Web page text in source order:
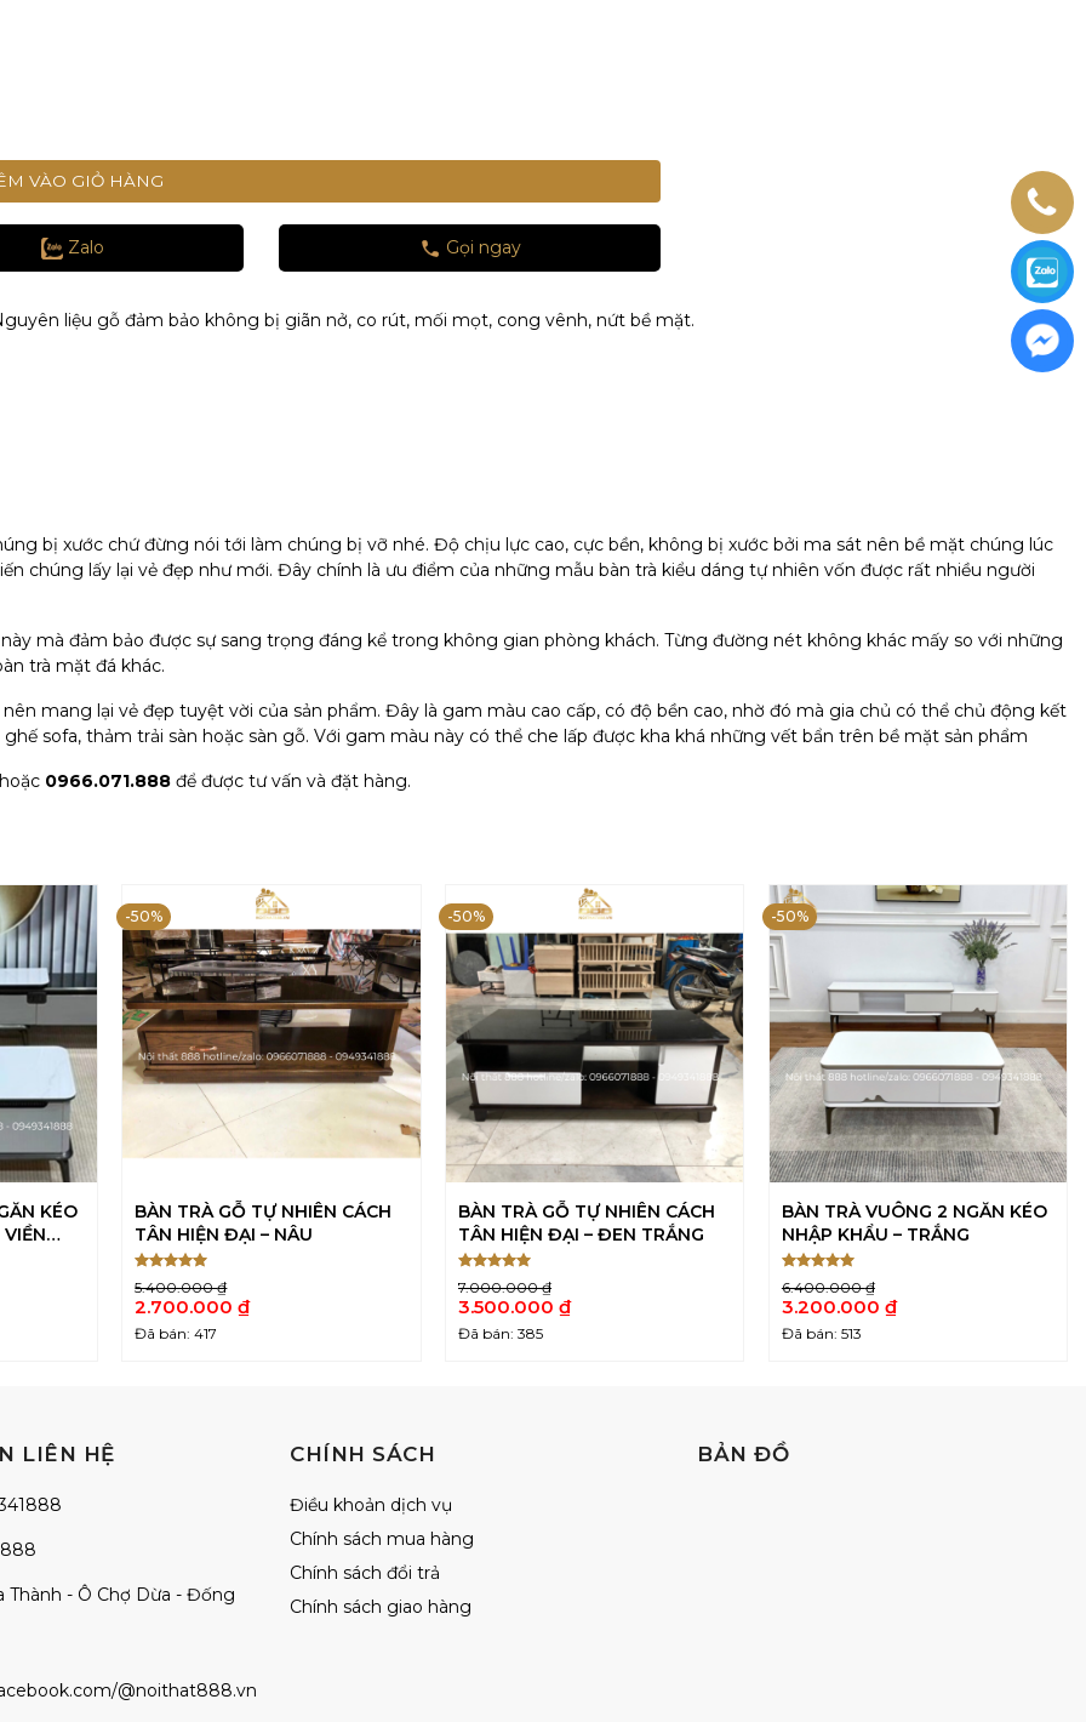
VÀO GIỎ HÀNG
Zalo Gọi ngay
liệu gỗ đảm bảo không bị giãn nở, co rút, mối mọt, cong vênh, nứt bề mặt.
bị xước chứ đừng nói tới làm chúng bị vỡ nhé. Độ chịu lực cao, cực bền, không bị xước bởi ma sát nên bề mặt chúng lúc
chúng lấy lại vẻ đẹp như mới. Đây chính là ưu điểm của những mẫu bàn trà kiểu dáng tự nhiên vốn được rất nhiều người
mà đảm bảo được sự sang trọng đáng kể trong không gian phòng khách. Từng đường nét không khác mấy so với những
trà mặt đá khác.
mang lại vẻ đẹp tuyệt vời của sản phẩm. Đây là gam màu cao cấp, có độ bền cao, nhờ đó mà gia chủ có thể chủ động kết
sofa, thảm trải sàn hoặc sàn gỗ. Với gam màu này có thể che lấp được kha khá những vết bẩn trên bề mặt sản phẩm
hoặc 0966.071.888 để được tư vấn và đặt hàng.
KÉO
-50%
BÀN TRÀ GỖ TỰ NHIÊN CÁCH
TÂN HIỆN ĐẠI – NÂU
Được xếp
hạng55
sao
5.400.000₫
Giá
gốc
là:
2.700.000₫
Giá
Đã bán: 417
-50%
BÀN TRÀ GỖ TỰ NHIÊN CÁCH
TÂN HIỆN ĐẠI – ĐEN TRẮNG
Được xếp
hạng55
sao
7.000.000₫
Giá
gốc
là:
3.500.000₫
Giá
Đã bán: 385
-50%
BÀN TRÀ VUÔNG 2 NGĂN KÉO
NHẬP KHẨU – TRẮNG
Được xếp
hạng 55
sao
6.400.000₫
Giá
gốc
là:
3.200.000 ₫
Giá
Đã bán: 513
LIÊN HỆ
Thành - Ô Chợ Dừa - Đống
@noithat888.vn
CHÍNH SÁCH
Điều khoản dịch vụ
Chính sách mua hàng
Chính sách đổi trả
Chính sách giao hàng
BẢN ĐỒ